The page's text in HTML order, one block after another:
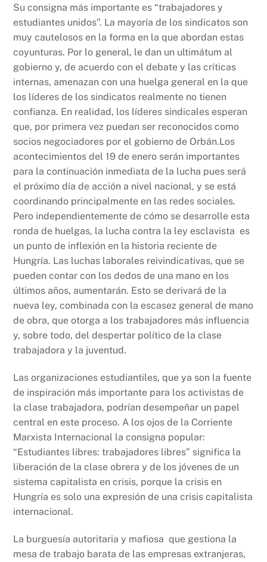
Su consigna más importante es “trabajadores y
estudiantes unidos”. La mayoría de los sindicatos son
muy cautelosos en la forma en la que abordan estas
coyunturas. Por lo general, le dan un ultimátum al
gobierno y, de acuerdo con el debate y las críticas
internas, amenazan con una huelga general en la que
los líderes de los sindicatos realmente no tienen
confianza. En realidad, los líderes sindicales esperan
que, por primera vez puedan ser reconocidos como
socios negociadores por el gobierno de Orbán.Los
acontecimientos del 19 de enero serán importantes
para la continuación inmediata de la lucha pues será
el próximo día de acción a nivel nacional, y se está
coordinando principalmente en las redes sociales.
Pero independientemente de cómo se desarrolle esta
ronda de huelgas, la lucha contra la ley esclavista es
un punto de inflexión en la historia reciente de
Hungría. Las luchas laborales reivindicativas, que se
pueden contar con los dedos de una mano en los
últimos años, aumentarán. Esto se derivará de la
nueva ley, combinada con la escasez general de mano
de obra, que otorga a los trabajadores más influencia
y, sobre todo, del despertar político de la clase
trabajadora y la juventud.
Las organizaciones estudiantiles, que ya son la fuente
de inspiración más importante para los activistas de
la clase trabajadora, podrían desempeñar un papel
central en este proceso. A los ojos de la Corriente
Marxista Internacional la consigna popular:
“Estudiantes libres: trabajadores libres” significa la
liberación de la clase obrera y de los jóvenes de un
sistema capitalista en crisis, porque la crisis en
Hungría es solo una expresión de una crisis capitalista
internacional.
La burguesía autoritaria y mafiosa que gestiona la
mesa de trabajo barata de las empresas extranjeras,